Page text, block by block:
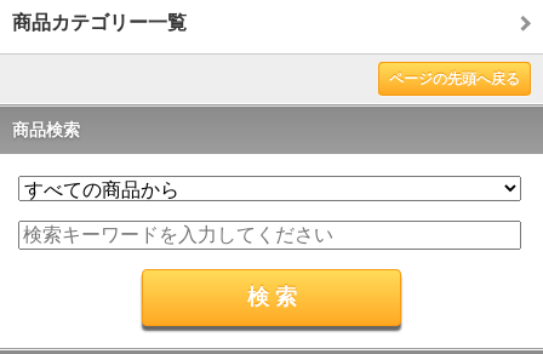
商品カテゴリー一覧
ページの先頭へ戻る
商品検索